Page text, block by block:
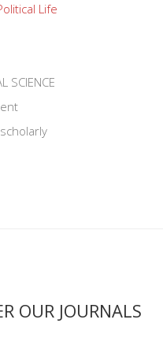
Life
SCIENCE
OUR JOURNALS